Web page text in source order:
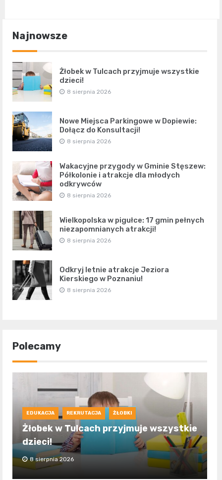
Najnowsze
Żłobek w Tulcach przyjmuje wszystkie
dzieci!
8 sierpnia 2026
Nowe Miejsca Parkingowe w Dopiewie:
Dołącz do Konsultacji!
8 sierpnia 2026
Wakacyjne przygody w Gminie Stęszew:
Półkolonie i atrakcje dla młodych
odkrywców
8 sierpnia 2026
Wielkopolska w pigułce: 17 gmin pełnych
niezapomnianych atrakcji!
8 sierpnia 2026
Odkryj letnie atrakcje Jeziora
Kierskiego w Poznaniu!
8 sierpnia 2026
Polecamy
EDUKACJA REKRUTACJA ŻŁOBKI
Żłobek w Tulcach przyjmuje wszystkie
dzieci!
8 sierpnia 2026